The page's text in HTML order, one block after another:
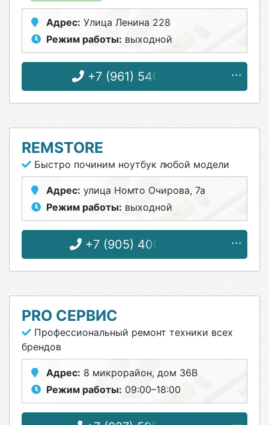
Адрес: Улица Ленина 228
Режим работы: выходной
+7 (961) 540-00-11
REMSTORE
Быстро починим ноутбук любой модели
Адрес: улица Номто Очирова, 7а
Режим работы: выходной
+7 (905) 400-10-55
PRO СЕРВИС
Профессиональный ремонт техники всех
брендов
Адрес: 8 микрорайон, дом 36В
Режим работы: 09:00–18:00